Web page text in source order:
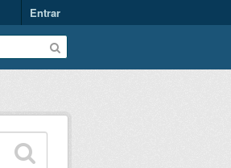
Entrar